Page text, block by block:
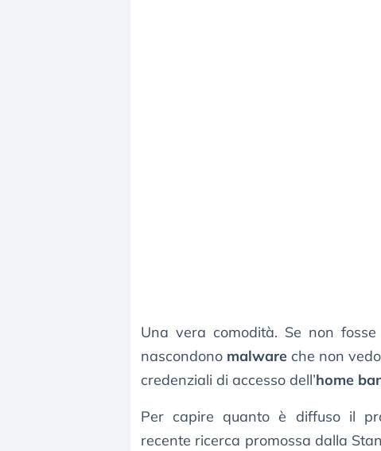
Una vera comodità. Se non
nascondono malware che non
credenziali di accesso dell’home
Per capire quanto è diffuso il
recente ricerca promossa dalla